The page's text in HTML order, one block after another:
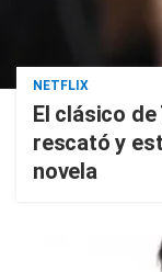
NETFLIX
El clásico
rescató y
novela